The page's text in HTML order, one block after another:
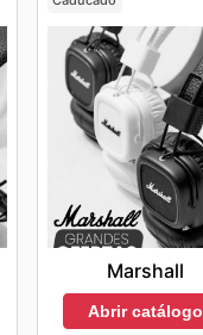
Marshall
Abrir catálogo